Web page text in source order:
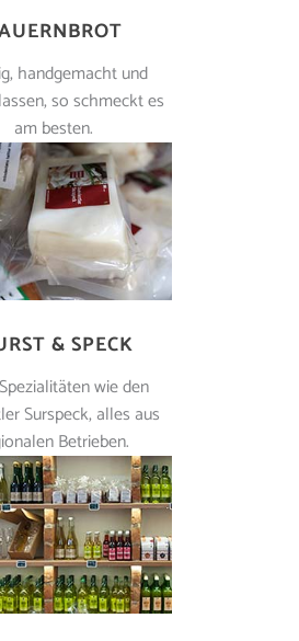
handgemacht und
so schmeckt es
am besten.
& SPECK
wie den
Surspeck, alles aus
Betrieben.